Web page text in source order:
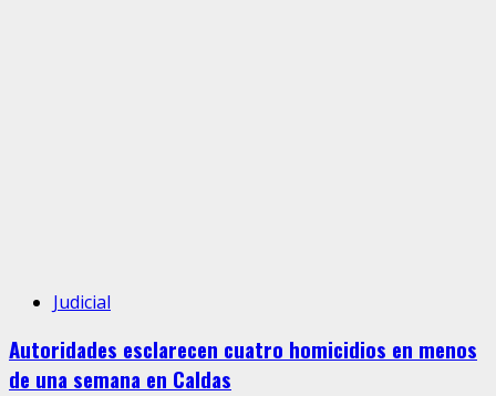
Judicial
Autoridades esclarecen cuatro homicidios en menos
de una semana en Caldas